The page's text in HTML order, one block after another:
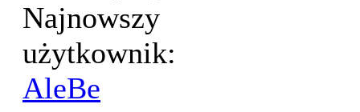
Najnowszy
użytkownik:
AleBe